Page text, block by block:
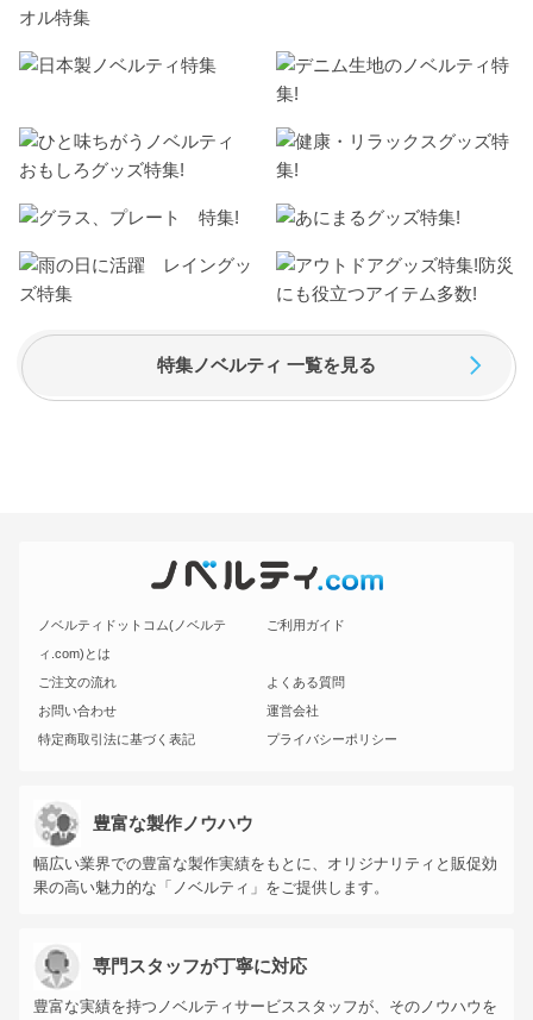
特集ノベルティ 一覧を見る
ノベルティドットコム(ノベルテ
ィ.com)とは
ご利用ガイド
ご注文の流れ
よくある質問
お問い合わせ
運営会社
特定商取引法に基づく表記
プライバシーポリシー
豊富な製作ノウハウ
幅広い業界での豊富な製作実績をもとに、オリジナリティと販促効
果の高い魅力的な「ノベルティ」をご提供します。
専門スタッフが丁寧に対応
豊富な実績を持つノベルティサービススタッフが、そのノウハウを